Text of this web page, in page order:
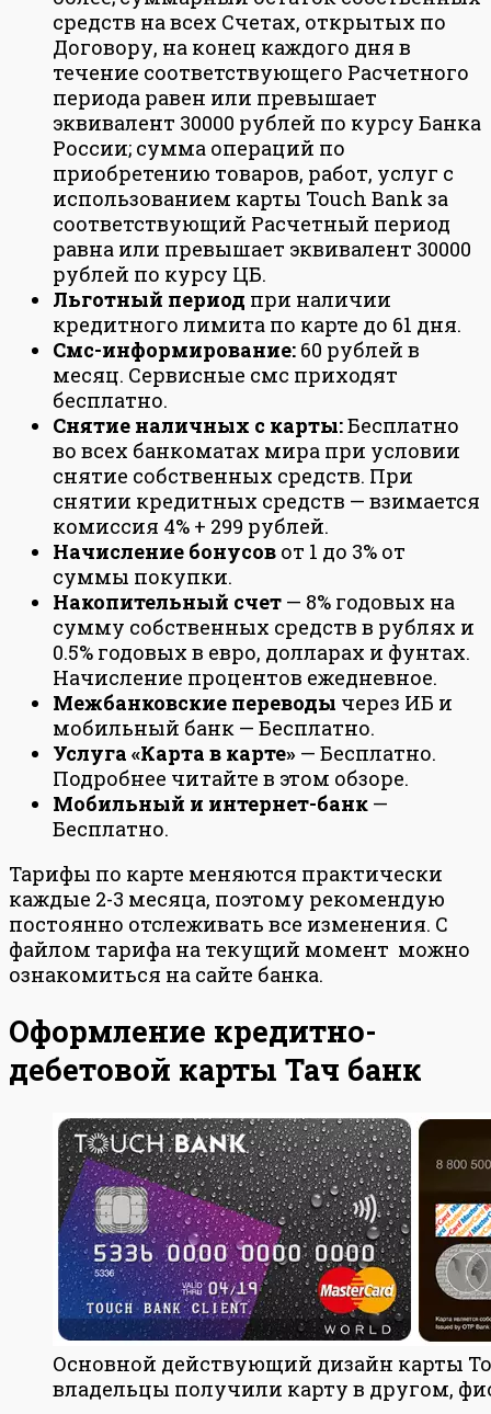
средств на всех Счетах, открытых по
Договору, на конец каждого дня в
течение соответствующего Расчетного
периода равен или превышает
эквивалент 30000 рублей по курсу Банка
России; сумма операций по
приобретению товаров, работ, услуг с
использованием карты Touch Bank за
соответствующий Расчетный период
равна или превышает эквивалент 30000
рублей по курсу ЦБ.
Льготный период при наличии
кредитного лимита по карте до 61 дня.
Смс-информирование: 60 рублей в
месяц. Сервисные смс приходят
бесплатно.
Снятие наличных с карты:Бесплатно
во всех банкоматах мира при условии
снятие собственных средств. При
снятии кредитных средств — взимается
комиссия 4% + 299 рублей.
Начисление бонусов от 1 до 3% от
суммы покупки.
Накопительный счет — 8% годовых на
сумму собственных средств в рублях и
0.5% годовых в евро, долларах и фунтах.
Начисление процентов ежедневное.
Межбанковские переводы через ИБ и
мобильный банк — Бесплатно.
Услуга «Карта в карте» — Бесплатно.
Подробнее читайте в этом обзоре.
Мобильный и интернет-банк —
Бесплатно.
Тарифы по карте меняются практически
каждые 2-3 месяца, поэтому рекомендую
постоянно отслеживать все изменения. С
файлом тарифа на текущий момент можно
ознакомиться на сайте банка.
Оформление кредитно-
дебетовой карты Тач банк
Основной действующий дизайн карты
владельцы получили карту в другом,